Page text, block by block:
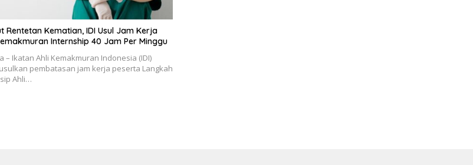
Rentetan Kematian, IDI Usul Jam Kerja
Internship 40 Jam Per Minggu
– Ikatan Ahli Kemakmuran Indonesia (IDI)
pembatasan jam kerja peserta Langkah
Ahli…